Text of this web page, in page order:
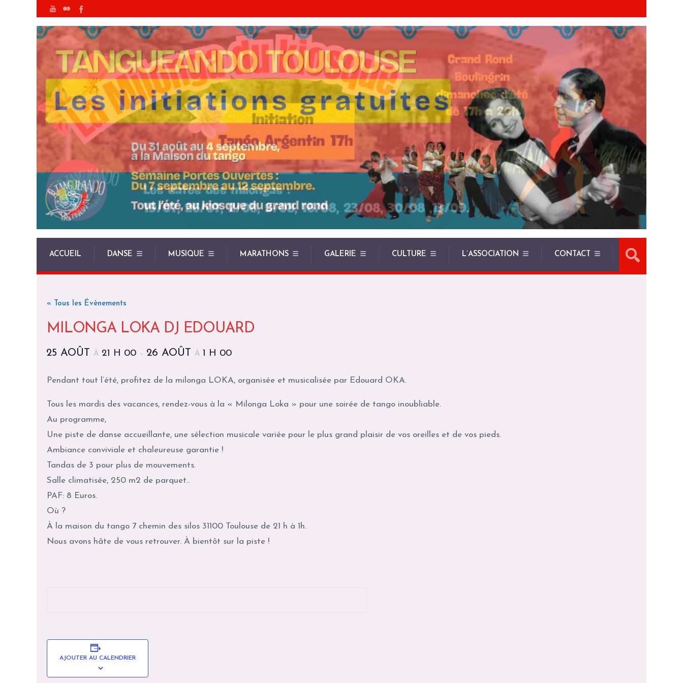
ACCUEIL DANSE MUSIQUE MARATHONS GALERIE CULTURE L’ASSOCIATION CONTACT
« Tous les Évènements
MILONGA LOKA DJ EDOUARD
25 AOÛT À 21 H 00 – 26 AOÛT À 1 H 00
Pendant tout l’été, profitez de la milonga LOKA, organisée et musicalisée par Edouard OKA.
Tous les mardis des vacances, rendez-vous à la « Milonga Loka » pour une soirée de tango inoubliable.
Au programme,
Une piste de danse accueillante, une sélection musicale variée pour le plus grand plaisir de vos oreilles et de vos pieds.
Ambiance conviviale et chaleureuse garantie !
Tandas de 3 pour plus de mouvements.
Salle climatisée, 250 m2 de parquet..
PAF: 8 Euros.
Où ?
À la maison du tango 7 chemin des silos 31100 Toulouse de 21 h à 1h.
Nous avons hâte de vous retrouver. À bientôt sur la piste !
AJOUTER AU CALENDRIER